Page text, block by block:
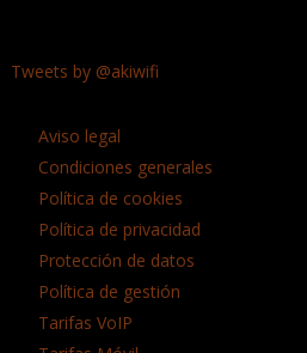
Tweets by @akiwifi
Aviso legal
Condiciones generales
Política de cookies
Política de privacidad
Protección de datos
Política de gestión
Tarifas VoIP